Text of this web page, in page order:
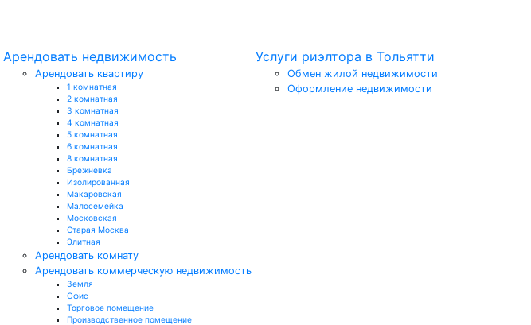
Арендовать недвижимость
Арендовать квартиру
1 комнатная
2 комнатная
3 комнатная
4 комнатная
5 комнатная
6 комнатная
8 комнатная
Брежневка
Изолированная
Макаровская
Малосемейка
Московская
Старая Москва
Элитная
Арендовать комнату
Арендовать коммерческую недвижимость
Земля
Офис
Торговое помещение
Производственное помещение
Услуги риэлтора в Тольятти
Обмен жилой недвижимости
Оформление недвижимости